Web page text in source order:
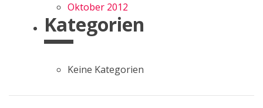
Oktober 2012
Kategorien
Keine Kategorien